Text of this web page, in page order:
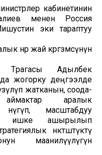
кабинетинин
менен Россия
эки тараптуу
өнөр жай көргөзмөсүнүн
Төрагасы Адылбек
жогорку деңгээлде
жатканын, соода-
аралык
масштабдуу
ишке ашырылып
өнөктөштүктү
маанилүүлүгүн